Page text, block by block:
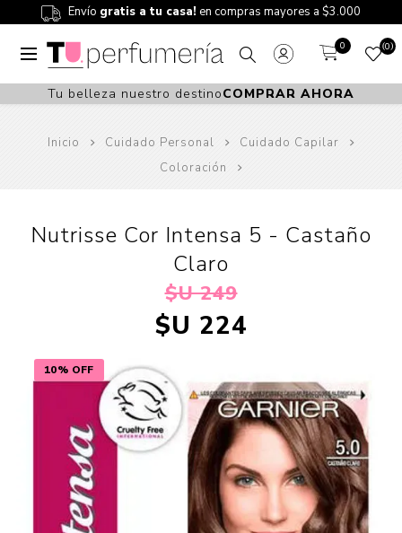
Envío gratis a tu casa! en compras mayores a $3.000
0 0
Tu belleza nuestro destinoCOMPRAR AHORA
Inicio Cuidado Personal
Cuidado Capilar
Coloración
10% OFF
Nutrisse Cor Intensa 5 - Castaño
Claro
$U 249
$U 224